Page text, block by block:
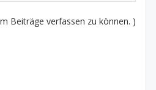
Beiträge verfassen zu können. )